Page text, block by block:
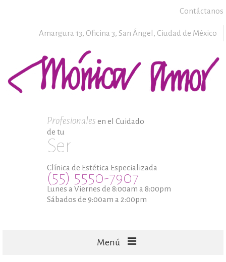
Contáctanos
Amargura 13, Oficina 3, San Ángel, Ciudad de México
Profesionales en el Cuidado
de tu
Ser
Clínica de Estética Especializada
(55) 5550-7907
Lunes a Viernes de 8:00am a 8:00pm
Sábados de 9:00am a 2:00pm
Menú